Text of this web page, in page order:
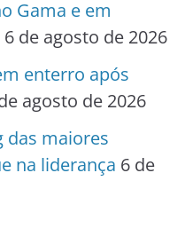
Gama e em
6 de agosto de 2026
enterro após
agosto de 2026
das maiores
na liderança 6 de